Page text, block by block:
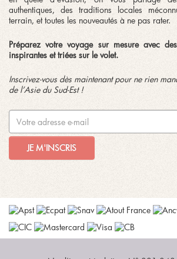
authentiques, des traditions locales
terrain, et toutes les nouveautés à ne pas rater.
Préparez votre voyage sur mesure avec
inspirantes et triées sur le volet.
Inscrivez-vous dès maintenant pour ne rien
de l’Asie du Sud-Est !
JE M'INSCRIS